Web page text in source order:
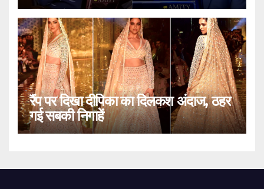
रैंप पर दिखा दीपिका का दिलकश अंदाज, ठहर
गई सबकी निगाहें